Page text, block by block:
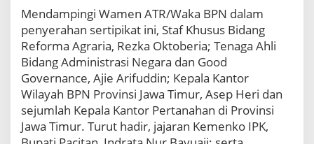
g
S
e
r
t
i
p
i
k
a
t
Mendampingi Wamen ATR/Waka BPN dalam
penyerahan sertipikat ini, Staf Khusus Bidang
Reforma Agraria, Rezka Oktoberia; Tenaga Ahli
Bidang Administrasi Negara dan Good
Governance, Ajie Arifuddin; Kepala Kantor
Wilayah BPN Provinsi Jawa Timur, Asep Heri dan
sejumlah Kepala Kantor Pertanahan di Provinsi
Jawa Timur. Turut hadir, jajaran Kemenko IPK,